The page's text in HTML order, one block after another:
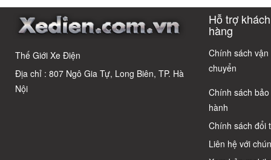
học sinh cấp 2
Cáo! 5 Bẫy
Quyết Chọn Xe
Chuẩn Chỉnh
có câu trả lời
Cho Học
Thế Giới Xe Điện
Địa chỉ : 807 Ngô Gia Tự, Long Biên, TP. Hà
Nội
Hỗ trợ khách
hàng
Chính sách vận
chuyển
Chính sách bảo
hành
Chính sách đổi
Liên hệ với